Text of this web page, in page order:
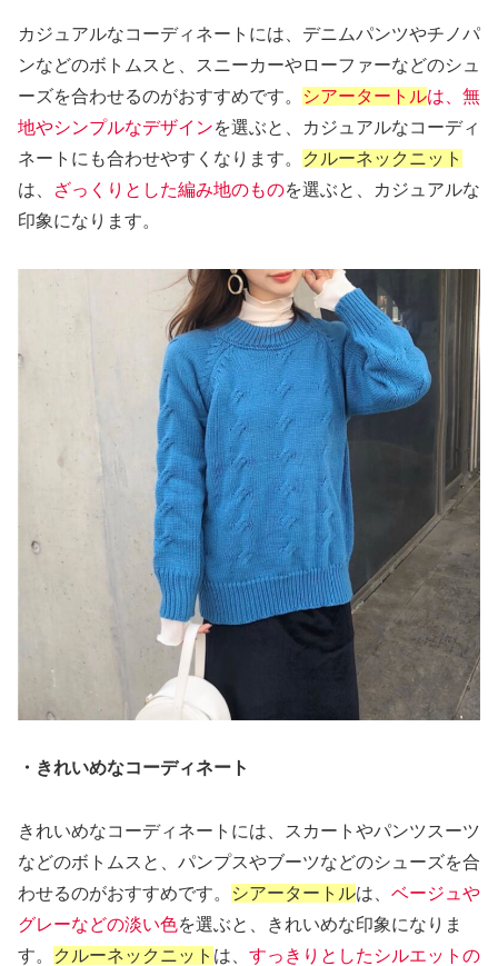
カジュアルなコーディネートには、デニムパンツやチノパ
ンなどのボトムスと、スニーカーやローファーなどのシュ
ーズを合わせるのがおすすめです。
シアータートルは、無
地やシンプルなデザインを選ぶと、カジュアルなコーディ
ネートにも合わせやすくなります。
クルーネックニット
は、
ざっくりとした編み地のものを選ぶと、カジュアルな
印象になります。
・きれいめなコーディネート
きれいめなコーディネートには、スカートやパンツスーツ
などのボトムスと、パンプスやブーツなどのシューズを合
わせるのがおすすめです。
シアータートルは、 ベージュや
グレーなどの淡い色を選ぶと、きれいめな印象になりま
す。
クルーネックニット は、 すっきりとしたシルエットの